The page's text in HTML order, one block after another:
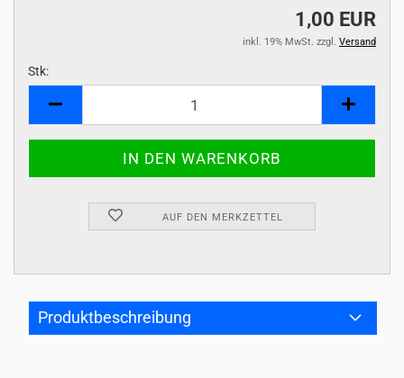
1,00 EUR
inkl. 19% MwSt. zzgl. Versand
Stk:
AUF DEN MERKZETTEL
Produktbeschreibung